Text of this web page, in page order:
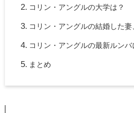
コリン・アングルの大学は？
コリン・アングルの結婚した妻
コリン・アングルの最新ルンバ
まとめ